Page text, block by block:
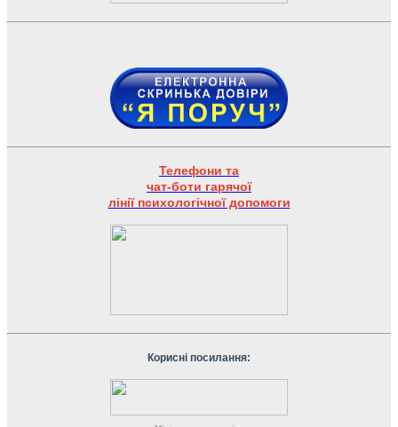
Телефони та
чат-боти гарячої
лінії психологічної допомоги
Корисні посилання: